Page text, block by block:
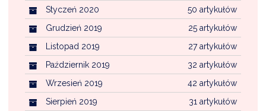
50 artykułów
Styczeń 2020
25 artykułów
Grudzień 2019
27 artykułów
Listopad 2019
32 artykułów
Październik 2019
42 artykułów
Wrzesień 2019
31 artykułów
Sierpień 2019